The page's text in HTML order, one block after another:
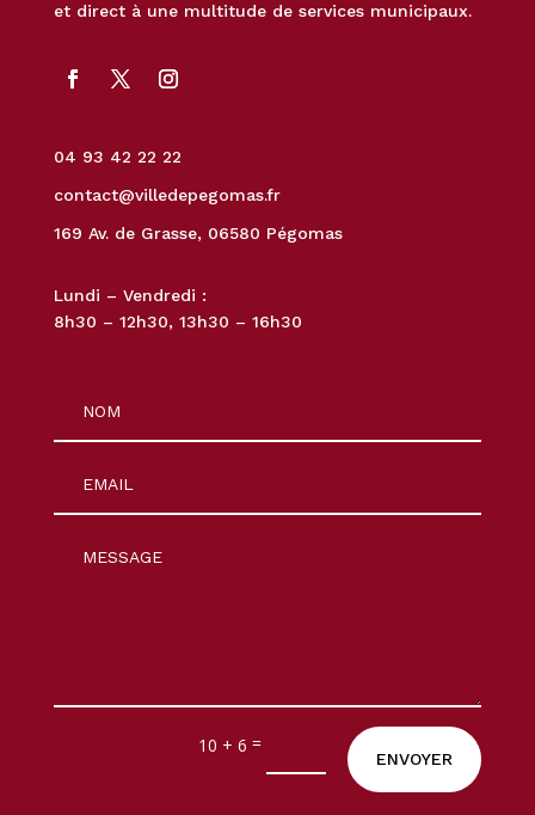
et direct à une multitude de services municipaux.
04 93 42 22 22
contact@villedepegomas.fr
169 Av. de Grasse, 06580 Pégomas
Lundi – Vendredi :
8h30 – 12h30, 13h30 – 16h30
10 + 6 =
ENVOYER